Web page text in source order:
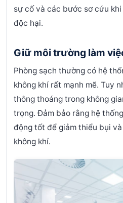
sự cố và các bước sơ cứu
độc hại.
Giữ môi trường làm
Phòng sạch thường có hệ
không khí rất mạnh mẽ. Tuy
thông thoáng trong không
trọng. Đảm bảo rằng hệ
động tốt để giảm thiểu bụi
không khí.